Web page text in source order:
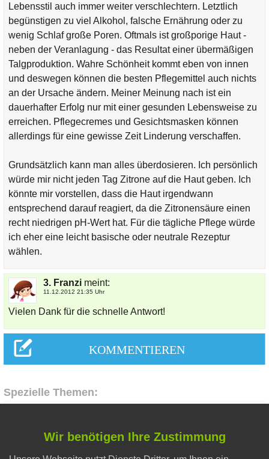
Lebensstil auch immer weiter verschlechtern. Letztlich
begünstigen zu viel Alkohol, falsche Ernährung oder zu
wenig Schlaf große Poren. Oftmals ist großporige Haut -
neben der Veranlagung - das Resultat einer übermäßigen
Talgproduktion. Wahre Schönheit kommt eben von innen
und deswegen können die besten Pflegemittel auch nichts
an der Ursache ändern. Meiner Meinung nach ist ein
dauerhafter Erfolg nur mit einer gesunden Lebensweise zu
erreichen. Pflegecremes und Gesichtsmasken können
allerdings für eine gewisse Zeit Linderung verschaffen.
Grundsätzlich kann man alles überdosieren. Ich persönlich
würde mir nicht jeden Tag Zitrone auf die Haut geben. Ich
könnte mir vorstellen, dass die Haut irgendwann
entsprechend darauf reagiert, da die Zitronensäure einen
recht niedrigen pH-Wert hat. Für die tägliche Pflege würde
ich eher eine leicht basische oder neutrale Rezeptur
wählen.
3. Franzimeint:
11.12.2012 21:35 Uhr
Vielen Dank für die schnelle Antwort!
Spezielle Themen:
Wir benötigen Ihre Zustimmung